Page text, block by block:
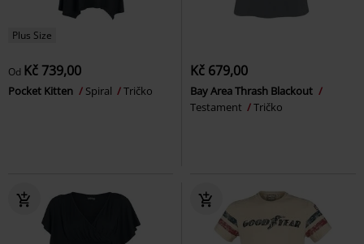
Plus Size
Od Kč 739,00
Pocket Kitten Spiral Tričko
Kč 679,00
Bay Area Thrash Blackout
Testament
Tričko